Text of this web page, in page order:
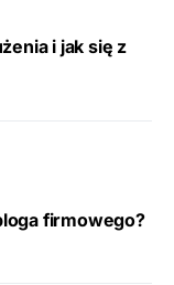
i jak się z
firmowego?